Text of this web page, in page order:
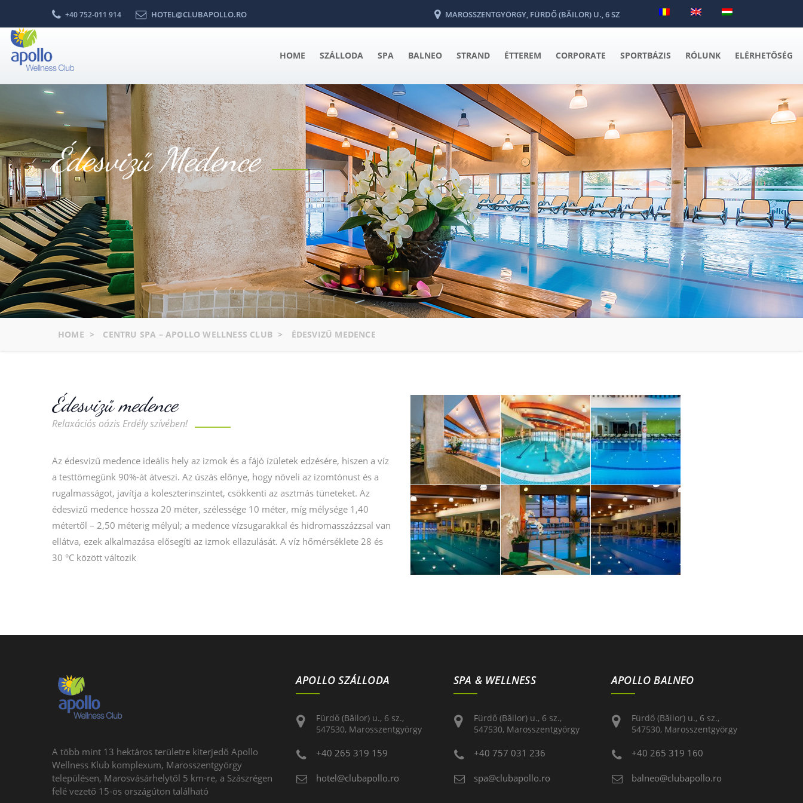
+40 752-011 914 HOTEL@CLUBAPOLLO.RO MAROSSZENTGYÖRGY, FÜRDŐ (BĂILOR) U., 6 SZ
HOME SZÁLLODA SPA BALNEO STRAND ÉTTEREM CORPORATE SPORTBÁZIS RÓLUNK ELÉRHETŐSÉG
Édesvizű Medence
HOME > CENTRU SPA – APOLLO WELLNESS CLUB > ÉDESVIZŰ MEDENCE
Édesvizű medence
Relaxációs oázis Erdély szívében!
Az édesvizű medence ideális hely az izmok és a fájó ízületek edzésére, hiszen a víz
a testtömegünk 90%-át átveszi. Az úszás előnye, hogy növeli az izomtónust és a
rugalmasságot, javítja a koleszterinszintet, csökkenti az asztmás tüneteket. Az
édesvizű medence hossza 20 méter, szélessége 10 méter, míg mélysége 1,40
métertől – 2,50 méterig mélyül; a medence vízsugarakkal és hidromasszázzsal van
ellátva, ezek alkalmazása elősegíti az izmok ellazulását. A víz hőmérséklete 28 és
30 °C között változik
A több mint 13 hektáros területre kiterjedő Apollo
Wellness Klub komplexum, Marosszentgyörgy
településen, Marosvásárhelytől 5 km-re, a Szászrégen
felé vezető 15-ös országúton található
APOLLO SZÁLLODA
Fürdő (Băilor) u., 6 sz.,
547530, Marosszentgyörgy
+40 265 319 159
hotel@clubapollo.ro
SPA & WELLNESS
Fürdő (Băilor) u., 6 sz.,
547530, Marosszentgyörgy
+40 757 031 236
spa@clubapollo.ro
APOLLO BALNEO
Fürdő (Băilor) u., 6 sz.,
547530, Marosszentgyörgy
+40 265 319 160
balneo@clubapollo.ro